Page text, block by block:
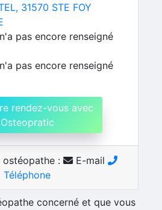
31570 STE FOY
pas encore renseigné
pas encore renseigné
rendez-vous avec
Osteopratic
:
E-mail
Téléphone
concerné et que vous